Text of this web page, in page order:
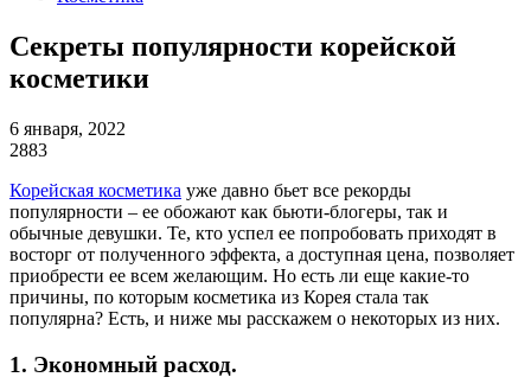
Секреты популярности корейской
косметики
6 января, 2022
2883
Корейская косметика уже давно бьет все рекорды
популярности – ее обожают как бьюти-блогеры, так и
обычные девушки. Те, кто успел ее попробовать приходят в
восторг от полученного эффекта, а доступная цена, позволяет
приобрести ее всем желающим. Но есть ли еще какие-то
причины, по которым косметика из Корея стала так
популярна? Есть, и ниже мы расскажем о некоторых из них.
1. Экономный расход.